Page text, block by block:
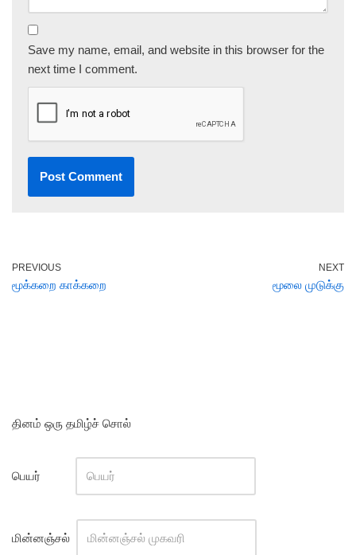
Save my name, email, and website in this browser for the
next time I comment.
PREVIOUS
மூக்கறை காக்கறை
NEXT
மூலை முடுக்கு
தினம் ஒரு தமிழ்ச் சொல்
பெயர்
மின்னஞ்சல்